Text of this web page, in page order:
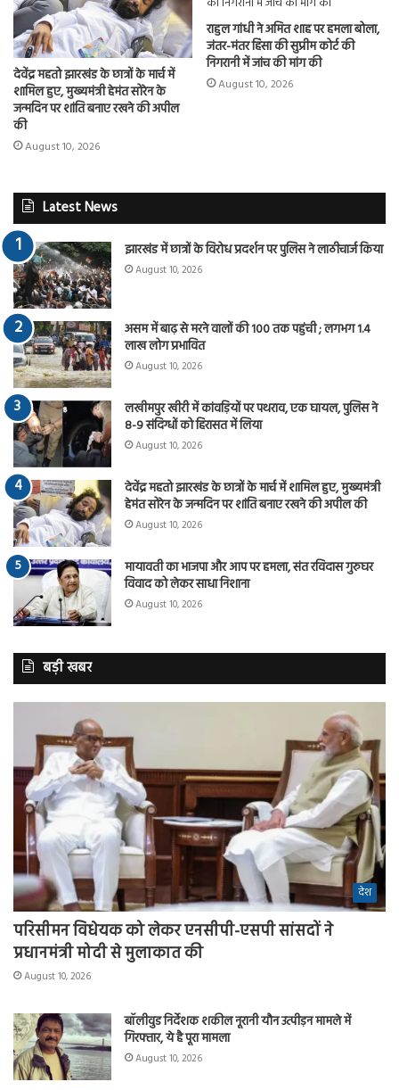
देवेंद्र महतो झारखंड के छात्रों के मार्च में
शामिल हुए, मुख्यमंत्री हेमंत सोरेन के
जन्मदिन पर शांति बनाए रखने की अपील
की
August 10, 2026
राहुल गांधी ने अमित शाह पर हमला बोला,
जंतर-मंतर हिंसा की सुप्रीम कोर्ट की
निगरानी में जांच की मांग की
August 10, 2026
Latest News
झारखंड में छात्रों के विरोध प्रदर्शन पर पुलिस ने लाठीचार्ज किया
August 10, 2026
असम में बाढ़ से मरने वालों की 100 तक पहुंची ; लगभग 1.4
लाख लोग प्रभावित
August 10, 2026
लखीमपुर खीरी में कांवड़ियों पर पथराव, एक घायल, पुलिस ने
8-9 संदिग्धों को हिरासत में लिया
August 10, 2026
देवेंद्र महतो झारखंड के छात्रों के मार्च में शामिल हुए, मुख्यमंत्री
हेमंत सोरेन के जन्मदिन पर शांति बनाए रखने की अपील की
August 10, 2026
मायावती का भाजपा और आप पर हमला, संत रविदास गुरुघर
विवाद को लेकर साधा निशाना
August 10, 2026
बड़ी खबर
देश
परिसीमन विधेयक को लेकर एनसीपी-एसपी सांसदों ने
प्रधानमंत्री मोदी से मुलाकात की
August 10, 2026
बॉलीवुड निर्देशक शकील नूरानी यौन उत्पीड़न मामले में
गिरफ्तार, ये है पूरा मामला
August 10, 2026